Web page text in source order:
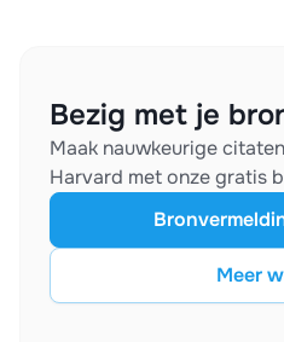
Bezig met je
Maak nauwkeurige
Harvard met onze gratis
Meer